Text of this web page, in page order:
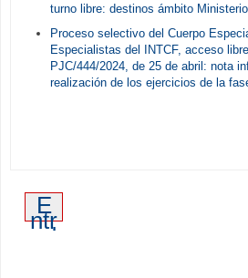
turno libre: destinos ámbito
Proceso selectivo del Cuerpo
Especialistas del INTCF, acceso
PJC/444/2024, de 25 de abril: nota
realización de los ejercicios de la
E
ntr
ad